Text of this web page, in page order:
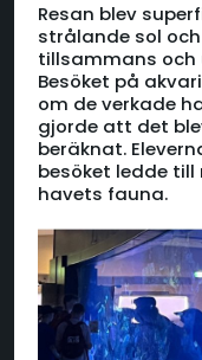
Resan blev
strålande sol
tillsammans och
Besöket på
om de verkade
gjorde att det
beräknat.
besöket ledde
havets fauna.